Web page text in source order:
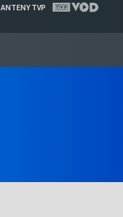
ANTENY TVP